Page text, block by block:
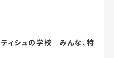
ティシュの学校 みんな、特